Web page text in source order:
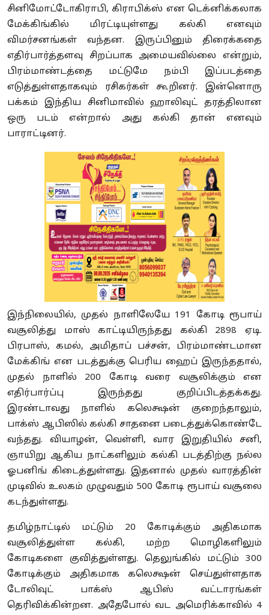
சினிமோட்டோகிராபி, கிராபிக்ஸ் என டெக்னிக்கலாக
மேக்கிங்கில் மிரட்டியுள்ளது கல்கி எனவும்
விமர்சனங்கள் வந்தன. இருப்பினும் திரைக்கதை
எதிர்பார்த்தளவு சிறப்பாக அமையவில்லை என்றும்,
பிரம்மாண்டத்தை மட்டுமே நம்பி இப்படத்தை
எடுத்துள்ளதாகவும் ரசிகர்கள் கூறினர். இன்னொரு
பக்கம் இந்திய சினிமாவில் ஹாலிவுட் தரத்திலான
ஒரு படம் என்றால் அது கல்கி தான் எனவும்
பாராட்டினர்.
இந்நிலையில், முதல் நாளிலேயே 191 கோடி ரூபாய்
வசூலித்து மாஸ் காட்டியிருந்தது கல்கி 2898 ஏடி.
பிரபாஸ், கமல், அமிதாப் பச்சன், பிரம்மாண்டமான
மேக்கிங் என படத்துக்கு பெரிய ஹைப் இருந்ததால்,
முதல் நாளில் 200 கோடி வரை வசூலிக்கும் என
எதிர்பார்ப்பு இருந்தது குறிப்பிடத்தக்கது.
இரண்டாவது நாளில் கலெக்ஷன் குறைந்தாலும்,
பாக்ஸ் ஆபிஸில் கல்கி சாதனை படைத்துக்கொண்டே
வந்தது. வியாழன், வெள்ளி, வார இறுதியில் சனி,
ஞாயிறு ஆகிய நாட்களிலும் கல்கி படத்திற்கு நல்ல
ஓபனிங் கிடைத்துள்ளது. இதனால் முதல் வாரத்தின்
முடிவில் உலகம் முழுவதும் 500 கோடி ரூபாய் வசூலை
கடந்துள்ளது.
தமிழ்நாட்டில் மட்டும் 20 கோடிக்கும் அதிகமாக
வசூலித்துள்ள கல்கி, மற்ற மொழிகளிலும்
கோடிகளை குவித்துள்ளது. தெலுங்கில் மட்டும் 300
கோடிக்கும் அதிகமாக கலெக்ஷன் செய்துள்ளதாக
டோலிவுட் பாக்ஸ் ஆபிஸ் வட்டாரங்கள்
தெரிவிக்கின்றன. அதேபோல் வட அமெரிக்காவில் 4